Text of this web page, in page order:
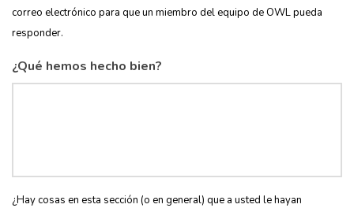
correo electrónico para que un miembro del equipo de OWL pueda
responder.
¿Qué hemos hecho bien?
¿Hay cosas en esta sección (o en general) que a usted le hayan